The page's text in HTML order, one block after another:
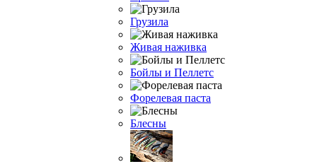
Грузила
Живая наживка
Бойлы и Пеллетс
Форелевая паста
Блесны